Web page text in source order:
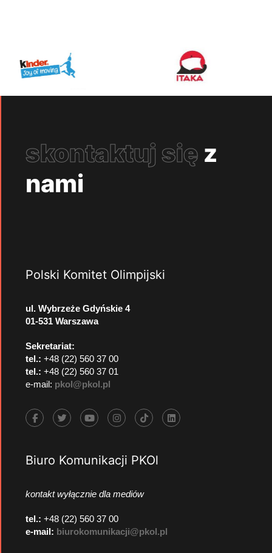
skontaktuj się z
nami
Polski Komitet Olimpijski
ul. Wybrzeże Gdyńskie 4
01-531 Warszawa
Sekretariat:
tel.: +48 (22) 560 37 00
tel.: +48 (22) 560 37 01
e-mail: pkol@pkol.pl
Biuro Komunikacji PKOl
kontakt wyłącznie dla mediów
tel.: +48 (22) 560 37 00
e-mail: biurokomunikacji@pkol.pl